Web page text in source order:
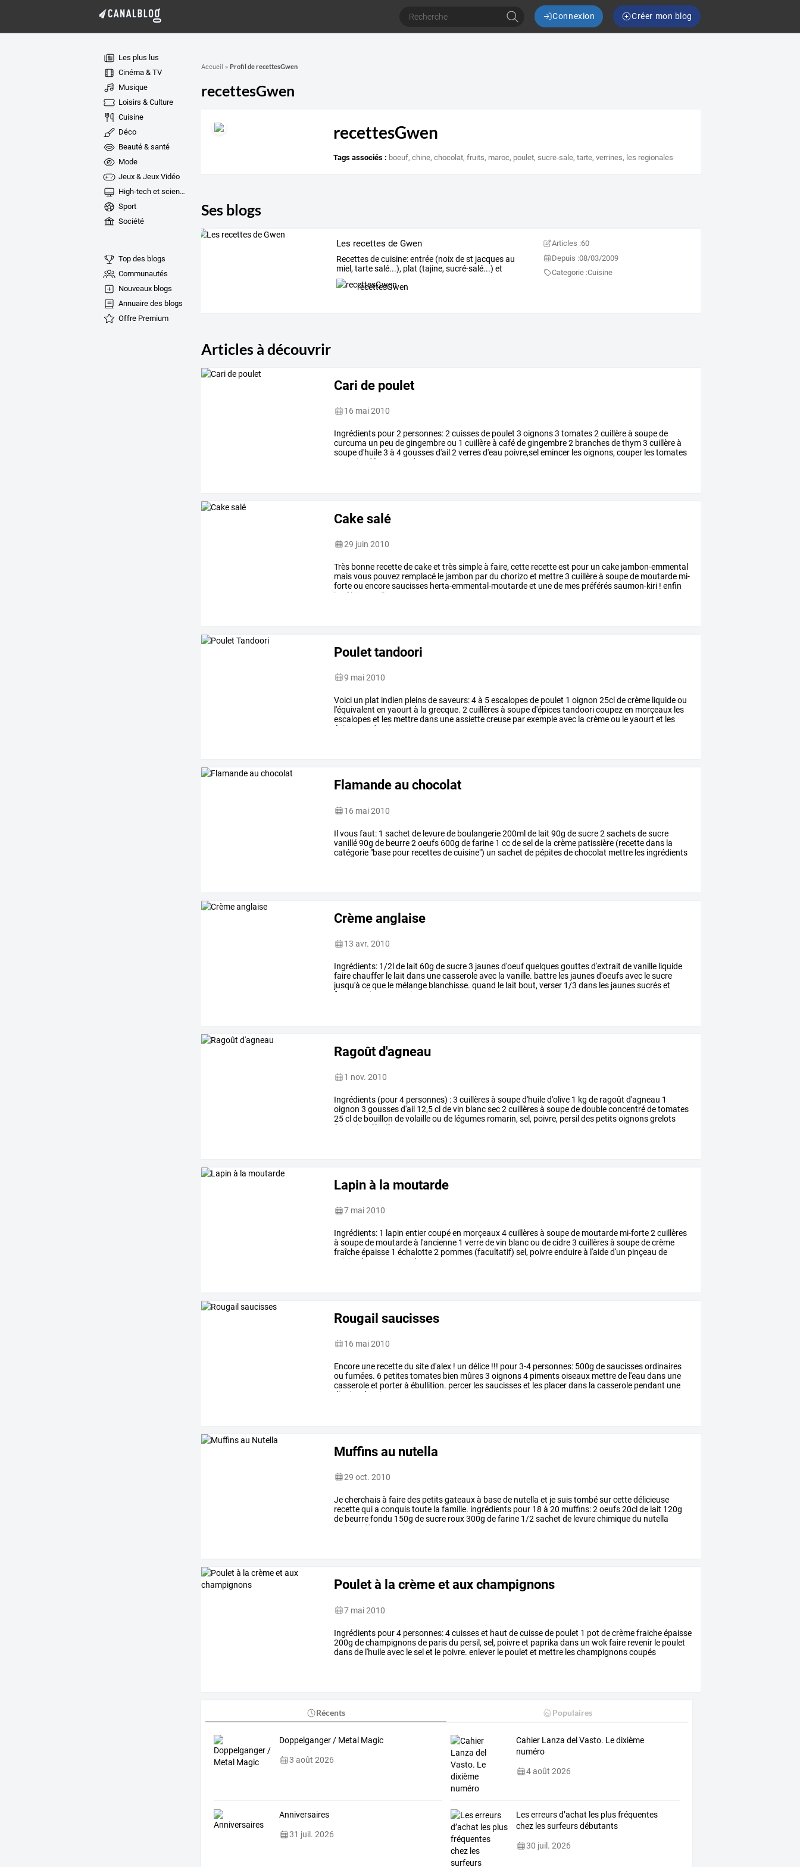
Connexion Créer mon blog
Les plus lus
Cinéma & TV
Musique
Loisirs & Culture
Cuisine
Déco
Beauté & santé
Mode
Jeux & Jeux Vidéo
High-tech et sciences
Sport
Société
Top des blogs
Communautés
Nouveaux blogs
Annuaire des blogs
Offre Premium
Accueil » Profil de recettesGwen
recettesGwen
recettesGwen
Tags associés : boeuf,chine,chocolat,fruits, maroc, poulet,sucre-sale,tarte,verrines, les regionales
Ses blogs
Les recettes de Gwen
Recettesdecuisine:entrée(noixdest jacquesau
miel,tartesalé...),plat (tajine,sucré-salé...) et
dessert
recettesGwen
Articles :60
Depuis :08/03/2009
Categorie :Cuisine
Articles à découvrir
Cari de poulet
16 mai 2010
Ingrédients pour2 personnes:2 cuissesde poulet 3 oignons3 tomates2 cuillèreà soupede
curcuma un peu degingembreou 1 cuillèreà cafédegingembre2 branchesdethym3 cuillèreà
souped'huile3 à 4goussesd'ail 2 verresd'eau poivre,sel emincer lesoignons, couper lestomates
petits dés. dans
Cake salé
29 juin 2010
Très bonne recettedecakeet trèssimpleà faire, cette recetteest pour un cake jambon-emmental
maisvous pouvez remplacé le jambon pardu chorizoet mettre3 cuillèreà soupede moutarde mi-
forteou encoresaucisses herta-emmental-moutardeet unede mes préféréssaumon-kiri ! enfin
bref laisser aller
Poulet tandoori
9 mai 2010
Voici un plat indien pleinsdesaveurs:4à 5escalopesde poulet 1 oignon 25cl decrème liquideou
l'équivalent en yaourt à la grecque. 2 cuillèresà souped'épicestandooricoupezen morçeaux les
escalopeset les mettredans uneassiettecreuse parexempleavec la crèmeou leyaourt et les
épices
tandoori.
Flamande au chocolat
16 mai 2010
Il vousfaut: 1 sachet de levurede boulangerie200ml de lait 90g desucre2 sachetsdesucre
vanillé90g de beurre2 oeufs 600g defarine 1 ccdesel de la crème patissière (recettedans la
catégorie "base pour recettesdecuisine") un sachet de pépitesdechocolat mettre les ingrédients
Crème anglaise
13 avr. 2010
Ingrédients: 1/2l de lait 60g desucre3 jaunesd'oeufquelquesgouttesd'extrait devanille liquide
fairechauffer le lait dans unecasseroleavec la vanille. battre les jaunesd'oeufsavec lesucre
jusqu'à ceque le mélange blanchisse. quand le lait bout,verser 1/3 dans les jaunessucréset
fouetter
vivement puis
Ragoût d'agneau
1 nov. 2010
Ingrédients (pour4 personnes) :3 cuillèresà souped'huiled'olive 1 kg de ragoût d'agneau 1
oignon 3 goussesd'ail 12,5cl devin blancsec2cuillèresà soupededoubleconcentrédetomates
25cl de bouillon devolailleou de légumes romarin,sel, poivre, persil des petitsoignonsgrelots
faire
chauffer l'huile
Lapin à la moutarde
7 mai 2010
Ingrédients: 1 lapin entiercoupéen morçeaux4cuillèresà soupede moutarde mi-forte2 cuillères
à soupede moutardeà l'ancienne 1 verredevin blancou decidre3 cuillèresà soupedecrème
fraîcheépaisse 1 échalotte2 pommes (facultatif) sel, poivreenduireà l'aided'un pinçeau de
cuisine
les de
Rougail saucisses
16 mai 2010
Encore une recettedu sited'alex ! un délice !!! pour3-4 personnes: 500g desaucissesordinaires
ou fumées. 6 petitestomates bien mûres3 oignons4 pimentsoiseaux mettrede l'eau dans une
casseroleet porterà ébullition. percer lessaucisseset les placerdans la casserole pendant une
dizaine
de minutes.
Muffins au nutella
29 oct. 2010
Jecherchaisà fairedes petitsgateauxà basede nutella et jesuistombésurcettedélicieuse
recettequia conquistoute la famille. ingrédients pour 18 à 20 muffins:2 oeufs20cl de lait 120g
de beurrefondu 150g desucre roux300g defarine 1/2 sachet de levurechimiquedu nutella
préchauffez
four à
Poulet à la crème et aux champignons
7 mai 2010
Ingrédients pour4 personnes:4cuisseset haut decuissede poulet 1 pot decrèmefraicheépaisse
200g dechampignonsde parisdu persil, sel, poivreet paprika dans un wokfaire revenir le poulet
dansde l'huileavec leselet le poivre. enlever le poulet et mettre leschampignonscoupés
Récents Populaires
Doppelganger / Metal Magic
3 août 2026
Cahier Lanza del Vasto. Le dixième
numéro
4 août 2026
Anniversaires
31 juil. 2026
Les erreurs d’achat les plus fréquentes
chez les surfeurs débutants
30 juil. 2026